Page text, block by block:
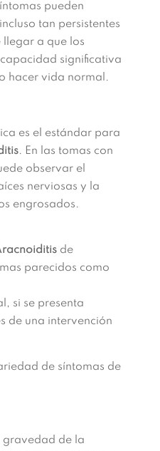
pueden
tan persistentes
llegar a que los
significativa
hacer vida normal.
es el estándar para
. En las tomas con
observar el
nerviosas y la
engrosados.
de
parecidos como
si se presenta
de una intervención
de síntomas de
gravedad de la